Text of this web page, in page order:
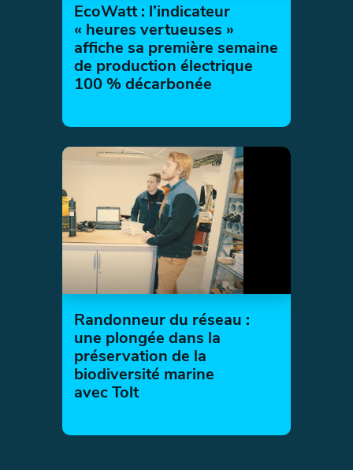
EcoWatt : l’indicateur
« heures vertueuses »
affiche sa première semaine
de production électrique
100 % décarbonée
Randonneur du réseau :
une plongée dans la
préservation de la
biodiversité marine
avec Tolt